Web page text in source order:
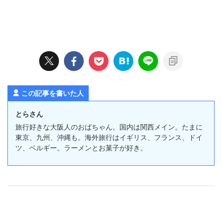
この記事を書いた人
とらさん
旅行好きな大阪人のおばちゃん。国内は関西メイン。たまに
東京、九州、沖縄も。海外旅行はイギリス、フランス、ドイ
ツ、ベルギー。ラーメンとお菓子が好き。